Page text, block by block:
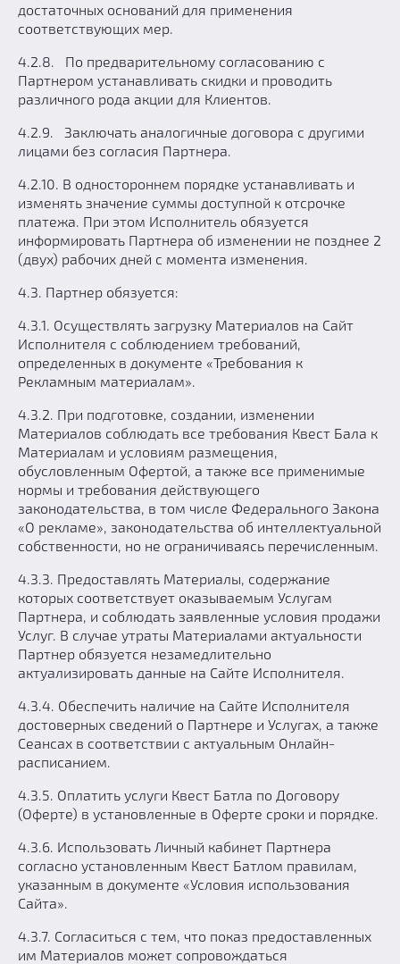
достаточных оснований для применения
соответствующих мер.
4.2.8. По предварительному согласованию с
Партнером устанавливать скидки и проводить
различного рода акции для Клиентов.
4.2.9. Заключать аналогичные договора с другими
лицами без согласия Партнера.
4.2.10. В одностороннем порядке устанавливать и
изменять значение суммы доступной к отсрочке
платежа. При этом Исполнитель обязуется
информировать Партнера об изменении не позднее 2
(двух) рабочих дней с момента изменения.
4.3. Партнер обязуется:
4.3.1. Осуществлять загрузку Материалов на Сайт
Исполнителя с соблюдением требований,
определенных в документе «Требования к
Рекламным материалам».
4.3.2. При подготовке, создании, изменении
Материалов соблюдать все требования Квест Бала к
Материалам и условиям размещения,
обусловленным Офертой, а также все применимые
нормы и требования действующего
законодательства, в том числе Федерального Закона
«О рекламе», законодательства об интеллектуальной
собственности, но не ограничиваясь перечисленным.
4.3.3. Предоставлять Материалы, содержание
которых соответствует оказываемым Услугам
Партнера, и соблюдать заявленные условия продажи
Услуг. В случае утраты Материалами актуальности
Партнер обязуется незамедлительно
актуализировать данные на Сайте Исполнителя.
4.3.4. Обеспечить наличие на Сайте Исполнителя
достоверных сведений о Партнере и Услугах, а также
Сеансах в соответствии с актуальным Онлайн-
расписанием.
4.3.5. Оплатить услуги Квест Батла по Договору
(Оферте) в установленные в Оферте сроки и порядке.
4.3.6. Использовать Личный кабинет Партнера
согласно установленным Квест Батлом правилам,
указанным в документе «Условия использования
Сайта».
4.3.7. Согласиться с тем, что показ предоставленных
им Материалов может сопровождаться